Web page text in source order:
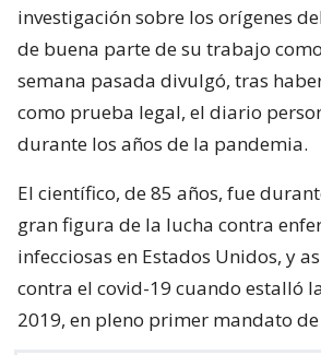
investigación sobre los orígenes
de buena parte de su trabajo
semana pasada divulgó, tras
como prueba legal, el diario
durante los años de la pandemia.
El científico, de 85 años, fue
gran figura de la lucha contra
infecciosas en Estados Unidos, y
contra el covid-19 cuando estalló
2019, en pleno primer mandato